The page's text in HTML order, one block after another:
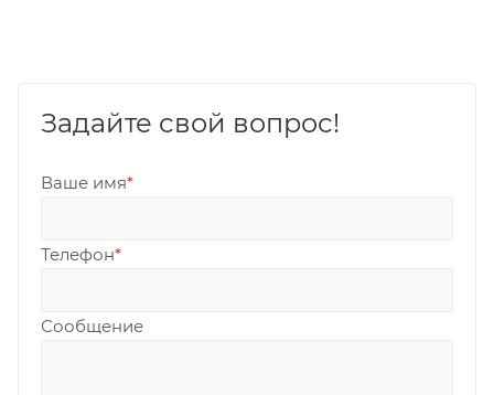
Задайте свой вопрос!
Ваше имя*
Телефон*
Сообщение